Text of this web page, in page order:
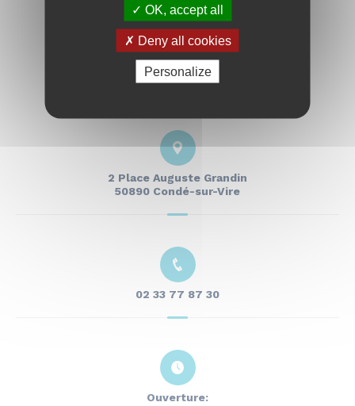
2 Place Auguste Grandin
50890 Condé-sur-Vire
02 33 77 87 30
Ouverture:
OK, accept all
Deny all cookies
Personalize